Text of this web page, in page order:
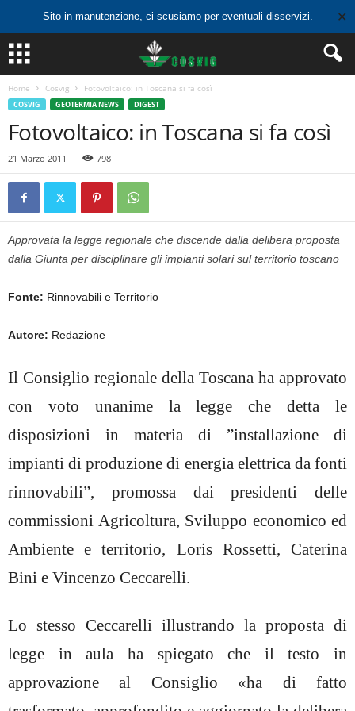
Sito in manutenzione, ci scusiamo per eventuali disservizi. ✕
Home Cosvig Fotovoltaico: in Toscana si fa così
COSVIG GEOTERMIA NEWS DIGEST
Fotovoltaico: in Toscana si fa così
21 Marzo 2011 798
Approvata la legge regionale che discende dalla delibera proposta
dalla Giunta per disciplinare gli impianti solari sul territorio toscano
Fonte: Rinnovabili e Territorio
Autore: Redazione
Il Consiglio regionale della Toscana ha approvato
con voto unanime la legge che detta le
disposizioni in materia di ”installazione di
impianti di produzione di energia elettrica da fonti
rinnovabili”, promossa dai presidenti delle
commissioni Agricoltura, Sviluppo economico ed
Ambiente e territorio, Loris Rossetti, Caterina
Bini e Vincenzo Ceccarelli.
Lo stesso Ceccarelli illustrando la proposta di
legge in aula ha spiegato che il testo in
approvazione al Consiglio «ha di fatto